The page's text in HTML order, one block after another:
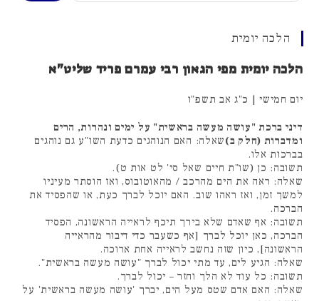
הלכה יומית
הלכה יומית מפי הגאון רבי עמרם פריד שליט"א
יום חמישי | כ"ג אב תשפ"ו
דיני ברכת "עושה מעשה בראשית" על ימים ונהרות, הרים
ומדברות (חלק ב)שאלה: האם הנוהגים כדעת השו"ע גם נוהגים
בברכות אלו.
תשובה: כן (שו"ת חיים שאל סי' לט אות ט).
שאלה: ראה את הים מהרכב / מהאוטובוס, ואז הוסתר מעיניו
למשך זמן, ואז ראהו שוב. האם יוכל לברך כעת, או שהפסיד את
הברכה.
תשובה: אף שאדם שלא בירך תיכף לראייה הראשונה, הפסיד
הברכה, כאן יוכל לברך [אף כשעבר כדי דיבור מהראייה
הראשונה], כיון שזה נחשב לראייה אחת ארוכה.
שאלה: הגיע לים, עד מתי יכול לברך "עושה מעשה בראשית".
תשובה: כל עוד לא הלך וחזר – יכול לברך.
שאלה: האם אדם שטס מעל הים, יברך 'עושה מעשה בראשית' על